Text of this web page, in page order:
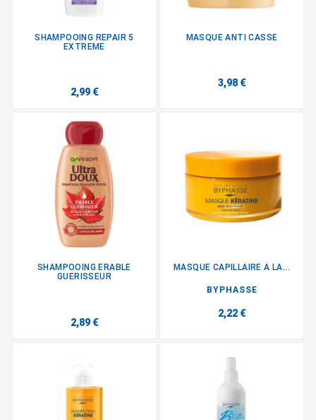
SHAMPOOING REPAIR 5
EXTREME
2,99 €
MASQUE ANTI CASSE
3,98 €
SHAMPOOING ERABLE
GUERISSEUR
2,89 €
MASQUE CAPILLAIRE A LA...
BYPHASSE
2,22 €